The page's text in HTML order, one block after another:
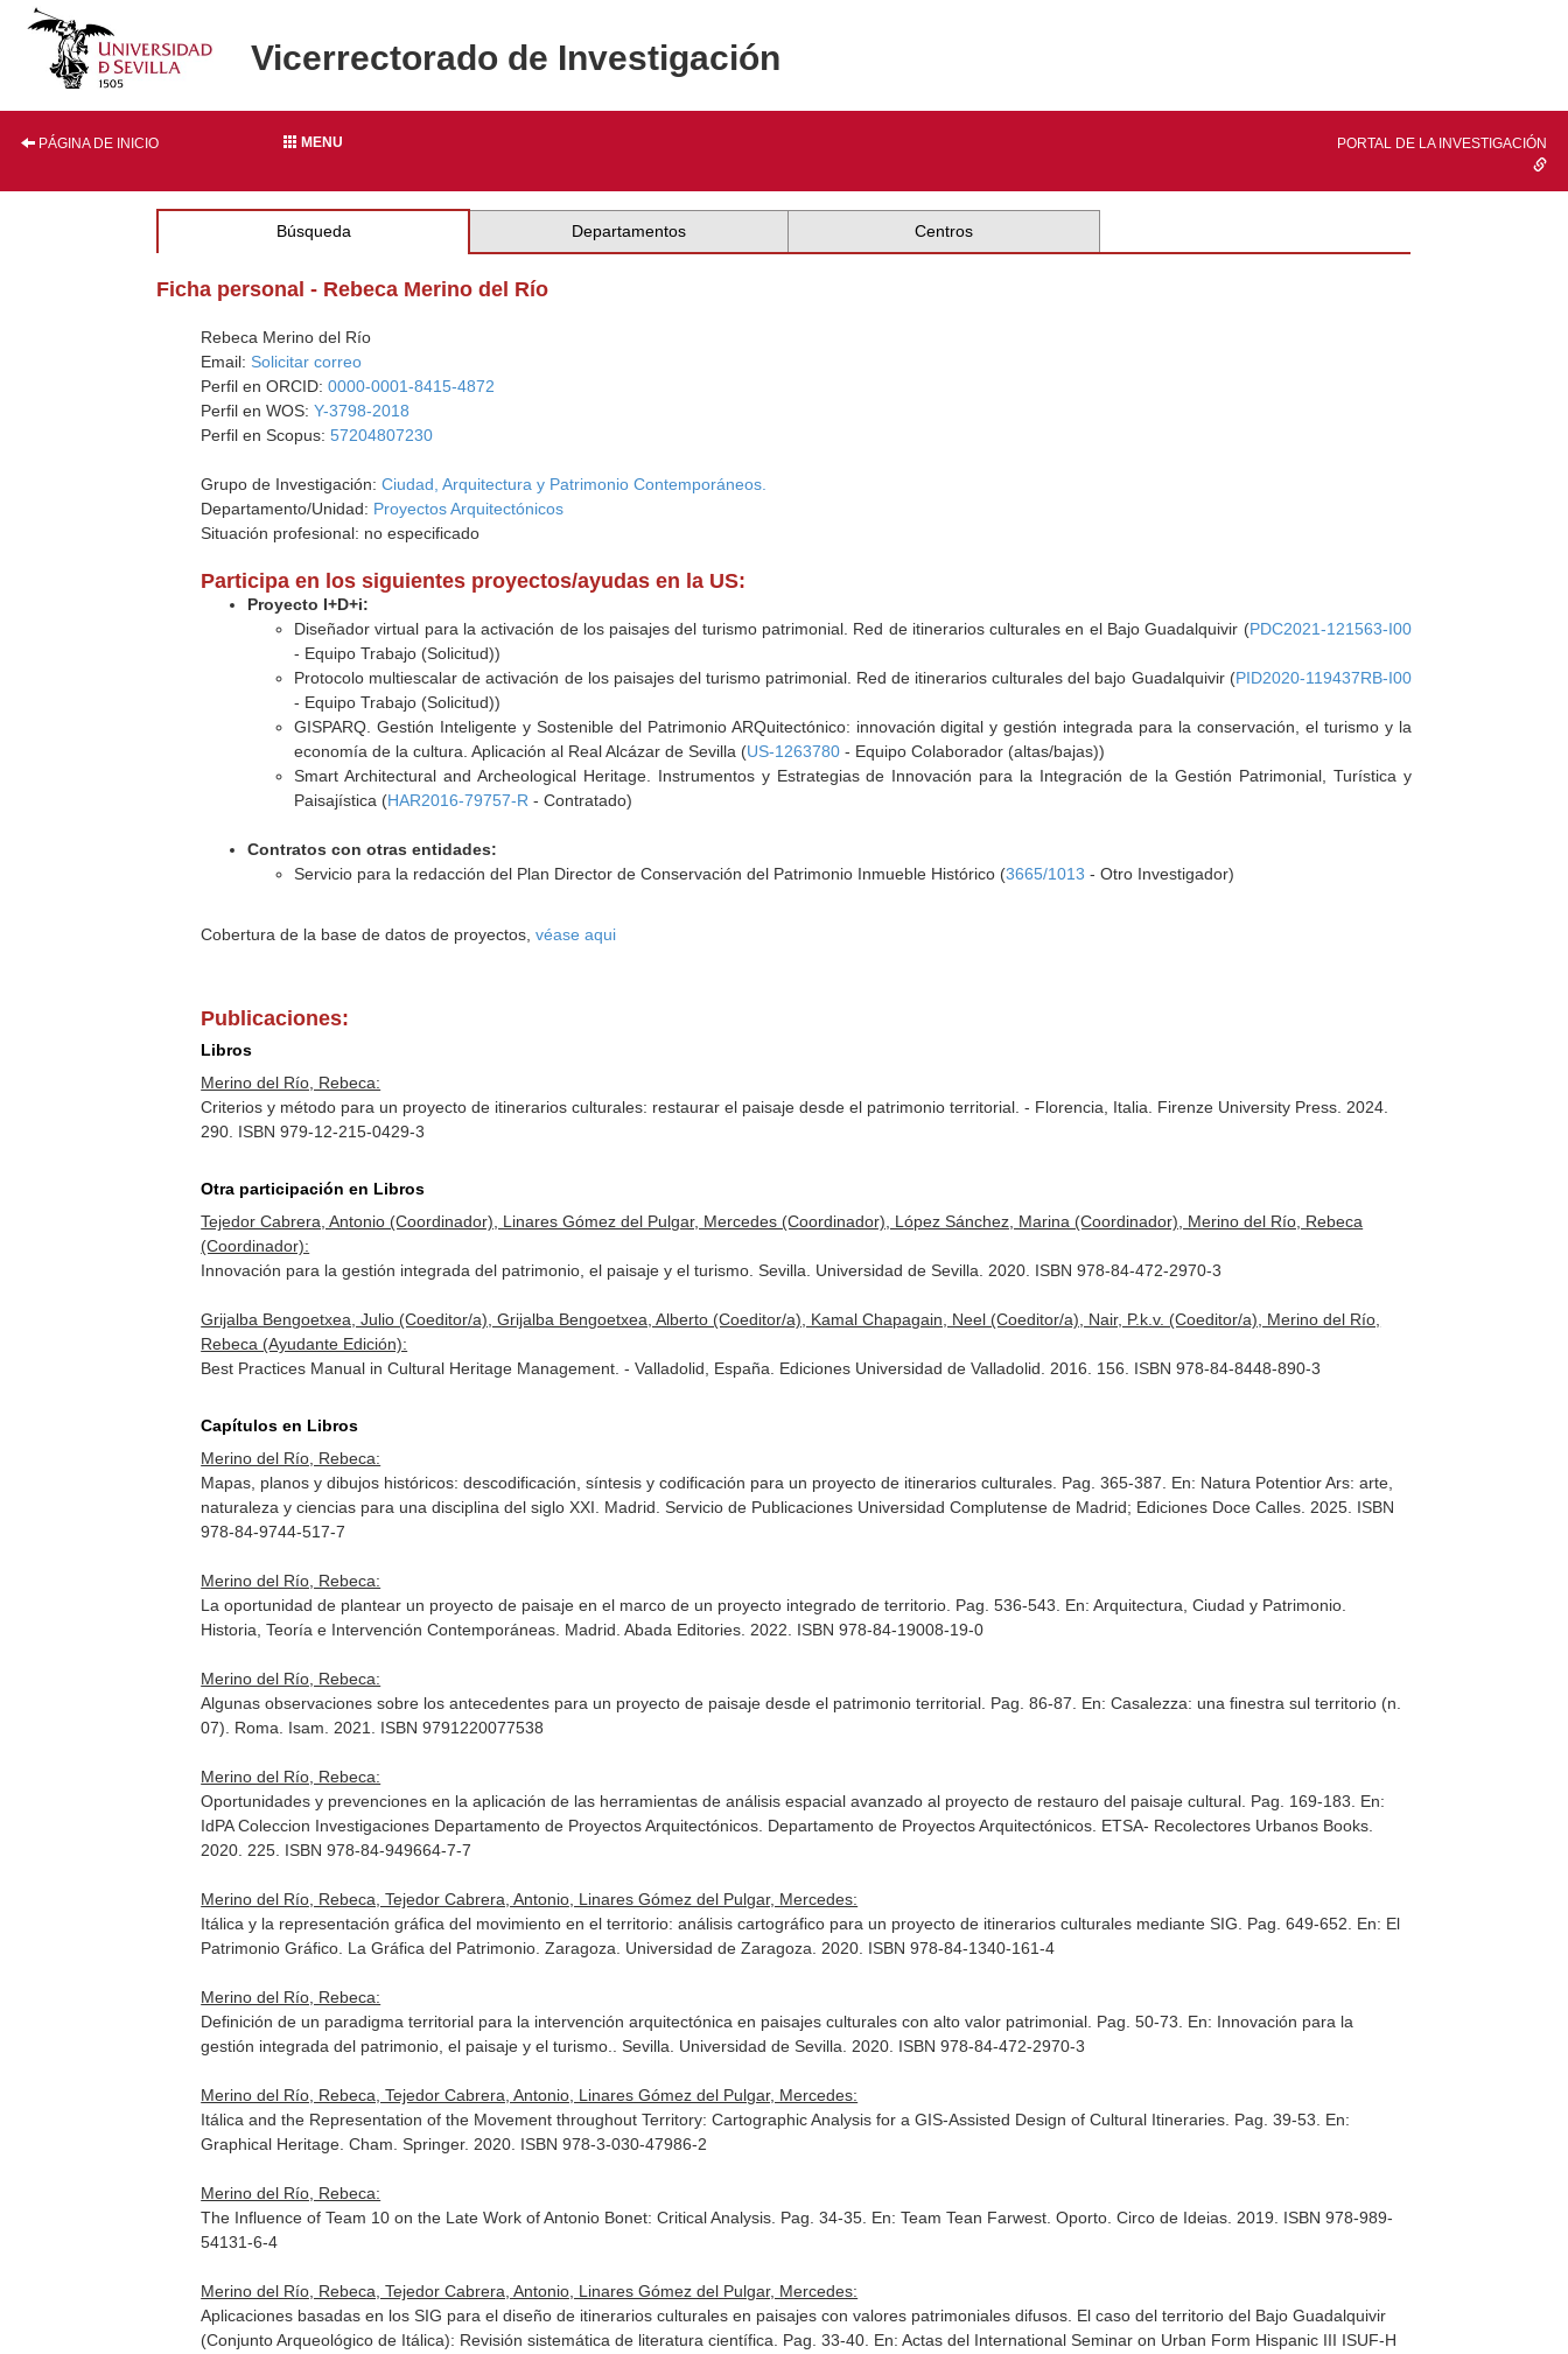
Vicerrectorado de Investigación
PÁGINA DE INICIO MENU PORTAL DE LA INVESTIGACIÓN
Búsqueda Departamentos Centros
Ficha personal - Rebeca Merino del Río
Rebeca Merino del Río
Email: Solicitar correo
Perfil en ORCID:0000-0001-8415-4872
Perfil en WOS:Y-3798-2018
Perfil en Scopus:57204807230
Grupo de Investigación:Ciudad, Arquitectura y Patrimonio Contemporáneos.
Departamento/Unidad: Proyectos Arquitectónicos
Situación profesional: no especificado
Participa en los siguientes proyectos/ayudas en la US:
Proyecto I+D+i:
Diseñador virtual para la activación de los paisajes del turismo patrimonial. Red de itinerarios culturales en el Bajo Guadalquivir (PDC2021-121563-I00
- Equipo Trabajo (Solicitud))
Protocolo multiescalar de activación de los paisajes del turismo patrimonial. Red de itinerarios culturales del bajo Guadalquivir (PID2020-119437RB-I00
- Equipo Trabajo (Solicitud))
GISPARQ. Gestión Inteligente y Sostenible del Patrimonio ARQuitectónico: innovación digital y gestión integrada para la conservación, el turismo y la
economía de la cultura. Aplicación al Real Alcázar de Sevilla (US-1263780 - Equipo Colaborador (altas/bajas))
Smart Architectural and Archeological Heritage. Instrumentos y Estrategias de Innovación para la Integración de la Gestión Patrimonial, Turística y
Paisajística (HAR2016-79757-R - Contratado)
Contratos con otras entidades:
Servicio para la redacción del Plan Director de Conservación del Patrimonio Inmueble Histórico (3665/1013 - Otro Investigador)
Cobertura de la base de datos de proyectos,véase aqui
Publicaciones:
Libros
Merino del Río, Rebeca:
Criterios y método para un proyecto de itinerarios culturales: restaurar el paisaje desde el patrimonio territorial. - Florencia, Italia. Firenze University Press. 2024.
290. ISBN 979-12-215-0429-3
Otra participación en Libros
Tejedor Cabrera, Antonio (Coordinador), Linares Gómez del Pulgar, Mercedes (Coordinador), López Sánchez, Marina (Coordinador), Merino del Río, Rebeca
(Coordinador):
Innovación para la gestión integrada del patrimonio, el paisaje y el turismo. Sevilla. Universidad de Sevilla. 2020. ISBN 978-84-472-2970-3
Grijalba Bengoetxea, Julio (Coeditor/a), Grijalba Bengoetxea, Alberto (Coeditor/a), Kamal Chapagain, Neel (Coeditor/a), Nair, P.k.v. (Coeditor/a), Merino del Río,
Rebeca (Ayudante Edición):
Best Practices Manual in Cultural Heritage Management. - Valladolid, España. Ediciones Universidad de Valladolid. 2016. 156. ISBN 978-84-8448-890-3
Capítulos en Libros
Merino del Río, Rebeca:
Mapas, planos y dibujos históricos: descodificación, síntesis y codificación para un proyecto de itinerarios culturales. Pag. 365-387. En: Natura Potentior Ars: arte,
naturaleza y ciencias para una disciplina del siglo XXI . Madrid. Servicio de Publicaciones Universidad Complutense de Madrid; Ediciones Doce Calles. 2025. ISBN
978-84-9744-517-7
Merino del Río, Rebeca:
La oportunidad de plantear un proyecto de paisaje en el marco de un proyecto integrado de territorio. Pag. 536-543. En: Arquitectura, Ciudad y Patrimonio.
Historia, Teoría e Intervención Contemporáneas . Madrid. Abada Editories. 2022. ISBN 978-84-19008-19-0
Merino del Río, Rebeca:
Algunas observaciones sobre los antecedentes para un proyecto de paisaje desde el patrimonio territorial. Pag. 86-87. En: Casalezza: una finestra sul territorio (n.
07) . Roma. Isam. 2021. ISBN 9791220077538
Merino del Río, Rebeca:
Oportunidades y prevenciones en la aplicación de las herramientas de análisis espacial avanzado al proyecto de restauro del paisaje cultural. Pag. 169-183. En:
IdPA Coleccion Investigaciones Departamento de Proyectos Arquitectónicos . Departamento de Proyectos Arquitectónicos. ETSA- Recolectores Urbanos Books.
2020. 225. ISBN 978-84-949664-7-7
Merino del Río, Rebeca, Tejedor Cabrera, Antonio, Linares Gómez del Pulgar, Mercedes:
Itálica y la representación gráfica del movimiento en el territorio: análisis cartográfico para un proyecto de itinerarios culturales mediante SIG. Pag. 649-652. En: El
Patrimonio Gráfico. La Gráfica del Patrimonio . Zaragoza. Universidad de Zaragoza. 2020. ISBN 978-84-1340-161-4
Merino del Río, Rebeca:
Definición de un paradigma territorial para la intervención arquitectónica en paisajes culturales con alto valor patrimonial. Pag. 50-73. En: Innovación para la
gestión integrada del patrimonio, el paisaje y el turismo.
. Sevilla. Universidad de Sevilla. 2020. ISBN 978-84-472-2970-3
Merino del Río, Rebeca, Tejedor Cabrera, Antonio, Linares Gómez del Pulgar, Mercedes:
Itálica and the Representation of the Movement throughout Territory: Cartographic Analysis for a GIS-Assisted Design of Cultural Itineraries. Pag. 39-53. En:
Graphical Heritage . Cham. Springer. 2020. ISBN 978-3-030-47986-2
Merino del Río, Rebeca:
The Influence of Team 10 on the Late Work of Antonio Bonet: Critical Analysis. Pag. 34-35. En: Team Tean Farwest . Oporto. Circo de Ideias. 2019. ISBN 978-989-
54131-6-4
Merino del Río, Rebeca, Tejedor Cabrera, Antonio, Linares Gómez del Pulgar, Mercedes:
Aplicaciones basadas en los SIG para el diseño de itinerarios culturales en paisajes con valores patrimoniales difusos. El caso del territorio del Bajo Guadalquivir
(Conjunto Arqueológico de Itálica): Revisión sistemática de literatura científica. Pag. 33-40. En: Actas del International Seminar on Urban Form Hispanic III ISUF-H